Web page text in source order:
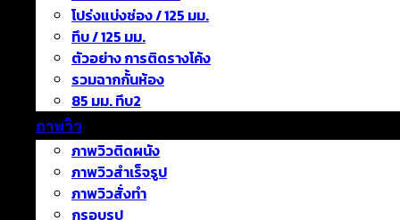
โปร่งแบ่งช่อง / 125 มม.
ทึบ / 125 มม.
ตัวอย่าง การติดรางโค้ง
รวมฉากกั้นห้อง
85 มม. ทึบ2
ภาพวิว
ภาพวิวติดผนัง
ภาพวิวสำเร็จรูป
ภาพวิวสั่งทำ
กรอบรูป